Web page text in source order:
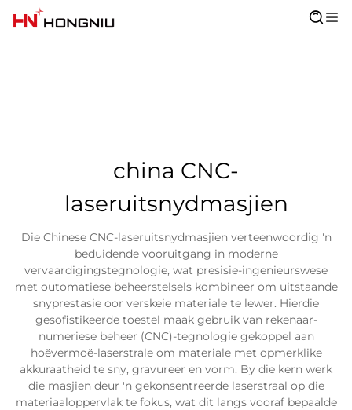
china CNC-
laseruitsnydmasjien
Die Chinese CNC-laseruitsnydmasjien verteenwoordig 'n
beduidende vooruitgang in moderne
vervaardigingstegnologie, wat presisie-ingenieurswese
met outomatiese beheerstelsels kombineer om uitstaande
snyprestasie oor verskeie materiale te lewer. Hierdie
gesofistikeerde toestel maak gebruik van rekenaar-
numeriese beheer (CNC)-tegnologie gekoppel aan
hoëvermoë-laserstrale om materiale met opmerklike
akkuraatheid te sny, gravureer en vorm. By die kern werk
die masjien deur 'n gekonsentreerde laserstraal op die
materiaaloppervlak te fokus, wat dit langs vooraf bepaalde